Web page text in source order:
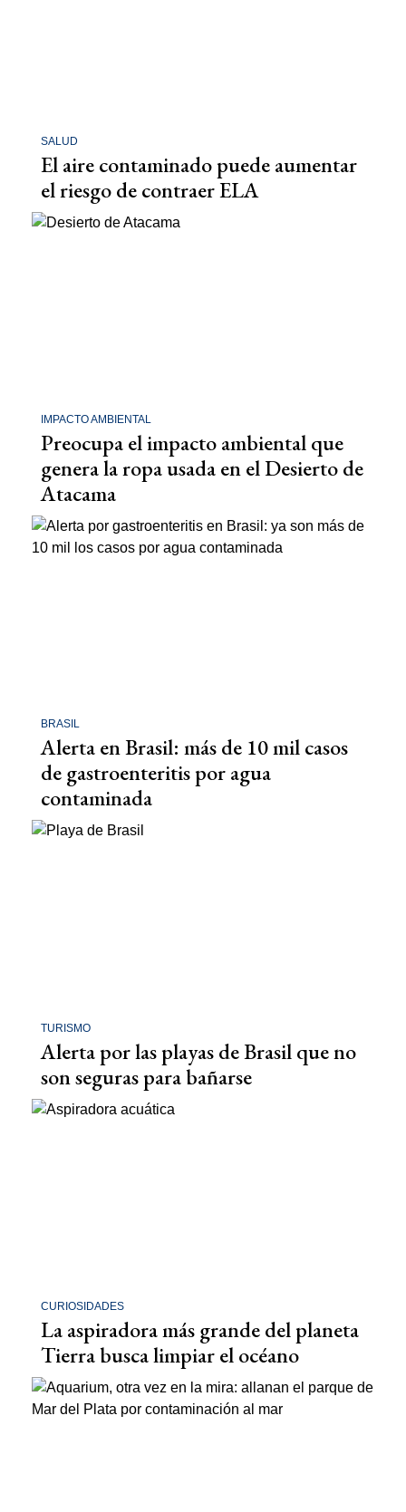
SALUD
El aire contaminado puede aumentar
el riesgo de contraer ELA
IMPACTO AMBIENTAL
Preocupa el impacto ambiental que
genera la ropa usada en el Desierto de
Atacama
BRASIL
Alerta en Brasil: más de 10 mil casos
de gastroenteritis por agua
contaminada
TURISMO
Alerta por las playas de Brasil que no
son seguras para bañarse
CURIOSIDADES
La aspiradora más grande del planeta
Tierra busca limpiar el océano